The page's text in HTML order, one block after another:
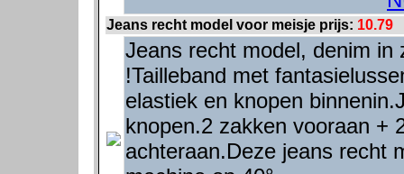
Jeans recht model voor meisje prijs: 10.79
Jeans recht model, denim
!Tailleband met
elastiek en knopen
knopen.2 zakken vooraan +
achteraan.Deze jeans recht